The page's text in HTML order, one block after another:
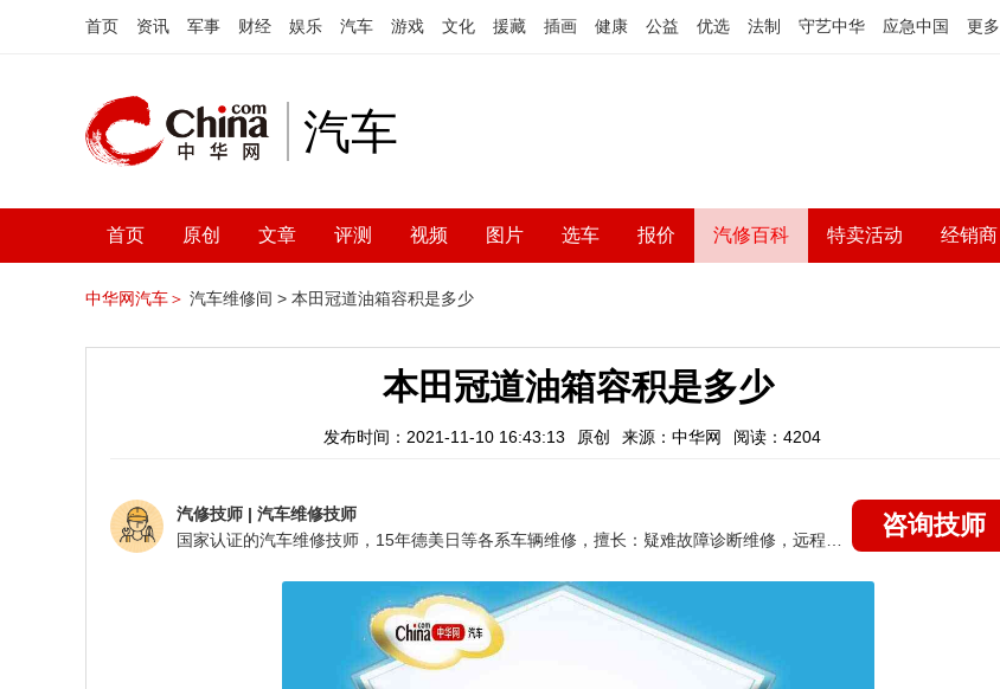
首页 资讯 军事 财经 娱乐 汽车 游戏 文化 援藏 插画 健康 公益 优选 法制 守艺中华 应急中国 更多
汽车
首页 原创 文章 评测 视频 图片 选车 报价 汽修百科 特卖活动 经销商
中华网汽车＞ 汽车维修间 > 本田冠道油箱容积是多少
本田冠道油箱容积是多少
发布时间：2021-11-10 16:43:13 原创 来源：中华网 阅读：4204
汽修技师 | 汽车维修技师
咨询技师